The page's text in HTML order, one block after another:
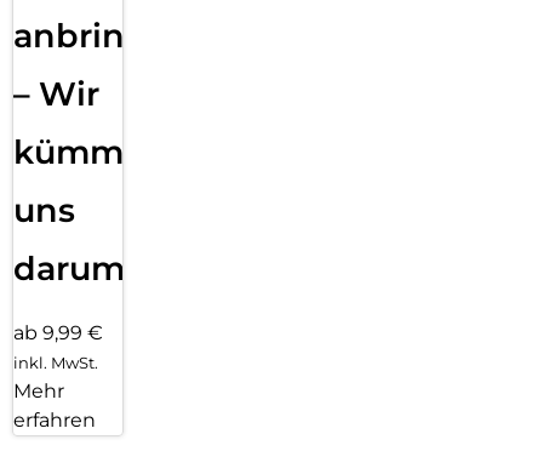
anbringen
– Wir
kümmern
uns
darum!
ab 9,99 €
inkl. MwSt.
Mehr
erfahren